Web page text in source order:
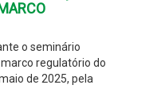
o seminário
regulatório do
de 2025, pela